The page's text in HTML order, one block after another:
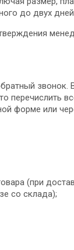
до двух
перечислить
форме или
(при
со склада);